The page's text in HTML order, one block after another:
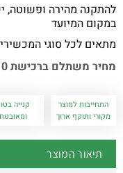
להתקנה מהירה ופשוטה,
במקום המיועד
מתאים לכל סוגי
מחיר משתלם ברכישת 10 יחידות!
התחייבות למוצר
מקורי ותוקף ארוך
קנייה
תיאור המוצר